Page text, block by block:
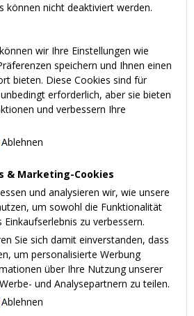
können nicht deaktiviert werden.
wir Ihre Einstellungen wie
speichern und Ihnen einen
bieten. Diese Cookies sind für
erforderlich, aber sie bieten
und verbessern Ihre
Ablehnen
& Marketing-Cookies
und analysieren wir, wie unsere
um sowohl die Funktionalität
zu verbessern.
Sie sich damit einverstanden, dass
um personalisierte Werbung
über Ihre Nutzung unserer
und Analysepartnern zu teilen.
Ablehnen